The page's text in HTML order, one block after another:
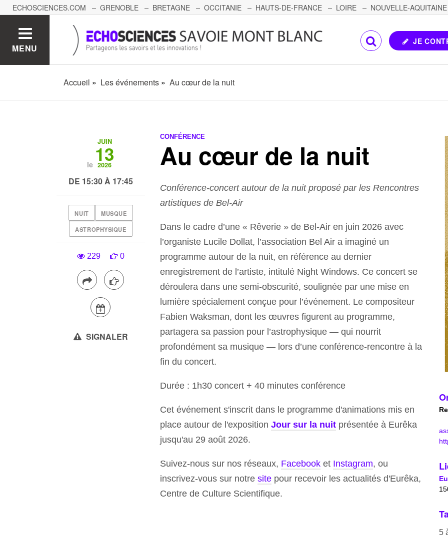
ECHOSCIENCES.COM GRENOBLE BRETAGNE OCCITANIE HAUTS-DE-FRANCE LOIRE NOUVELLE-AQUITAINE
MENU
JE
Accueil Les événements Au cœur de la nuit
CONFÉRENCE
Au cœur de la nuit
Conférence-concert autour de la nuit proposé par les Rencontres
artistiques de Bel-Air
Dans le cadre d’une « Rêverie » de Bel-Air en juin 2026 avec
l’organiste Lucile Dollat, l’association Bel Air a imaginé un
programme autour de la nuit, en référence au dernier
enregistrement de l’artiste, intitulé Night Windows. Ce concert se
déroulera dans une semi-obscurité, soulignée par une mise en
lumière spécialement conçue pour l’événement. Le compositeur
Fabien Waksman, dont les œuvres figurent au programme,
partagera sa passion pour l’astrophysique — qui nourrit
profondément sa musique — lors d’une conférence-rencontre à la
fin du concert.
Durée : 1h30 concert + 40 minutes conférence
Cet événement s'inscrit dans le programme d'animations mis en
place autour de l'exposition Jour sur la nuitprésentée à Eurêka
jusqu'au 29 août 2026.
Suivez-nous sur nos réseaux, Facebooket Instagram, ou
inscrivez-vous sur notre sitepour recevoir les actualités d'Eurêka,
Centre de Culture Scientifique.
5
le
JUIN
13
2026
DE 15:30 À 17:45
NUIT MUSQUE
ASTROPHYSIQUE
229 0
SIGNALER